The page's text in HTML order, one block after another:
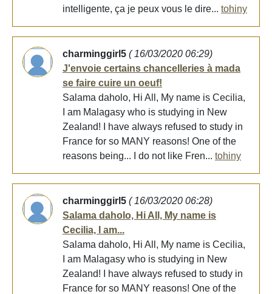
intelligente, ça je peux vous le dire... tohiny
charminggirl5 ( 16/03/2020 06:29)
J'envoie certains chancelleries à mada
se faire cuire un oeuf!
Salama daholo, Hi All, My name is Cecilia,
I am Malagasy who is studying in New
Zealand! I have always refused to study in
France for so MANY reasons! One of the
reasons being... I do not like Fren... tohiny
charminggirl5 ( 16/03/2020 06:28)
Salama daholo, Hi All, My name is
Cecilia, I am...
Salama daholo, Hi All, My name is Cecilia,
I am Malagasy who is studying in New
Zealand! I have always refused to study in
France for so MANY reasons! One of the